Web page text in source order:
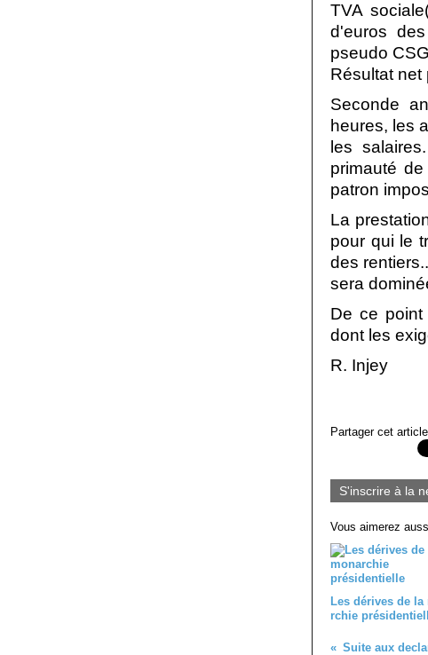
TVA
d'euros
pseudo
Résultat net
Seconde
heures, les
les
primauté
patron
La
pour qui le
des
sera
De ce
dont les
R. Injey
Partager cet article
S'inscrire à la
Vous aimerez
Les dérives de la
rchie
Suite aux